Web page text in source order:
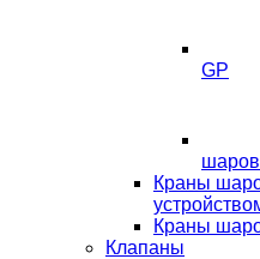
GP
Краны
Краны
Клапаны